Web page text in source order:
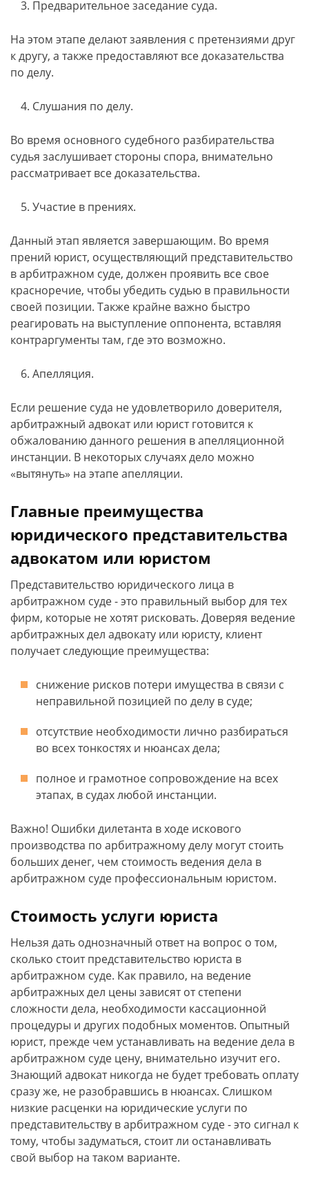
Предварительное заседание суда.
На этом этапе делают заявления с претензиями друг
к другу, а также предоставляют все доказательства
по делу.
Слушания по делу.
Во время основного судебного разбирательства
судья заслушивает стороны спора, внимательно
рассматривает все доказательства.
Участие в прениях.
Данный этап является завершающим. Во время
прений юрист, осуществляющий представительство
в арбитражном суде, должен проявить все свое
красноречие, чтобы убедить судью в правильности
своей позиции. Также крайне важно быстро
реагировать на выступление оппонента, вставляя
контраргументы там, где это возможно.
Апелляция.
Если решение суда не удовлетворило доверителя,
арбитражный адвокат или юрист готовится к
обжалованию данного решения в апелляционной
инстанции. В некоторых случаях дело можно
«вытянуть» на этапе апелляции.
Главные преимущества
юридического представительства
адвокатом или юристом
Представительство юридического лица в
арбитражном суде - это правильный выбор для тех
фирм, которые не хотят рисковать. Доверяя ведение
арбитражных дел адвокату или юристу, клиент
получает следующие преимущества:
снижение рисков потери имущества в связи с
неправильной позицией по делу в суде;
отсутствие необходимости лично разбираться
во всех тонкостях и нюансах дела;
полное и грамотное сопровождение на всех
этапах, в судах любой инстанции.
Важно! Ошибки дилетанта в ходе искового
производства по арбитражному делу могут стоить
больших денег, чем стоимость ведения дела в
арбитражном суде профессиональным юристом.
Стоимость услуги юриста
Нельзя дать однозначный ответ на вопрос о том,
сколько стоит представительство юриста в
арбитражном суде. Как правило, на ведение
арбитражных дел цены зависят от степени
сложности дела, необходимости кассационной
процедуры и других подобных моментов. Опытный
юрист, прежде чем устанавливать на ведение дела в
арбитражном суде цену, внимательно изучит его.
Знающий адвокат никогда не будет требовать оплату
сразу же, не разобравшись в нюансах. Слишком
низкие расценки на юридические услуги по
представительству в арбитражном суде - это сигнал к
тому, чтобы задуматься, стоит ли останавливать
свой выбор на таком варианте.